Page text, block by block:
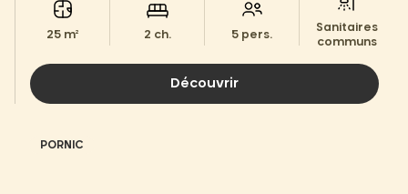
25 m² 2 ch. 5 pers.
Sanitaires
communs
Découvrir
PORNIC